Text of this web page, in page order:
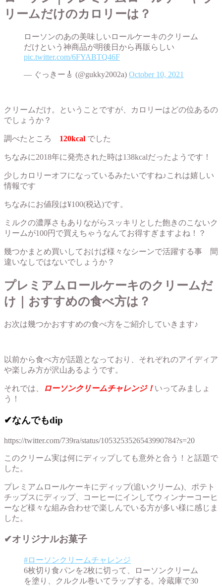
リームだけのカロリーは？
ローソンのあの美味しいロールケーキのクリーム
だけという神商品が明後日から再販らしい
pic.twitter.com/6FYABTQ46F
— ぐっきー🎸 (@gukky2002a) October 10, 2021
クリームだけ。ということですが、カロリーはどの位あるの
でしょうか？
調べたところ 120kcal でした
ちなみに2018年に発売された時は138kcalだったようです！
少しカロリーオフになっているみたいですね♪これは嬉しい
情報です
ちなみにお値段は¥100(税込)です。
ミルクの濃厚さもありながらスッキリとした飽きのこないク
リームが100円で買えちゃうなんてお得すぎますよね！？
幾つかまとめ買いしておけば様々なシーンで活躍する事 間
違いなしではないでしょうか？
プレミアムロールケーキのクリームだ
け｜おすすめの食べ方は？
お次は幾つかおすすめの食べ方をご紹介していきます♪
以前から食べ方が話題となっており、それぞれのアイディア
や楽しみ方が沢山あるようです。
それでは、 ローソンクリームチャレンジ！ いってみましょ
う！
✔︎なんでもdip
https://twitter.com/739ra/status/1053253526543990784?s=20
このクリーム実は何にディップしても意外と合う！と話題で
した。
プレミアムロールケーキにディップ(追いクリーム)、ポテト
チップスにディップ、コーヒーにインしてウィンナーコーヒ
ーなど様々な組み合わせで楽しんでいる方が多い様に感じま
した。
✔︎オリジナルお菓子
#ローソンクリームチャレンジ
6枚切り食パンを2枚に切って、ローソンクリーム
を塗り、クルクル巻いてラップする。冷蔵庫で30